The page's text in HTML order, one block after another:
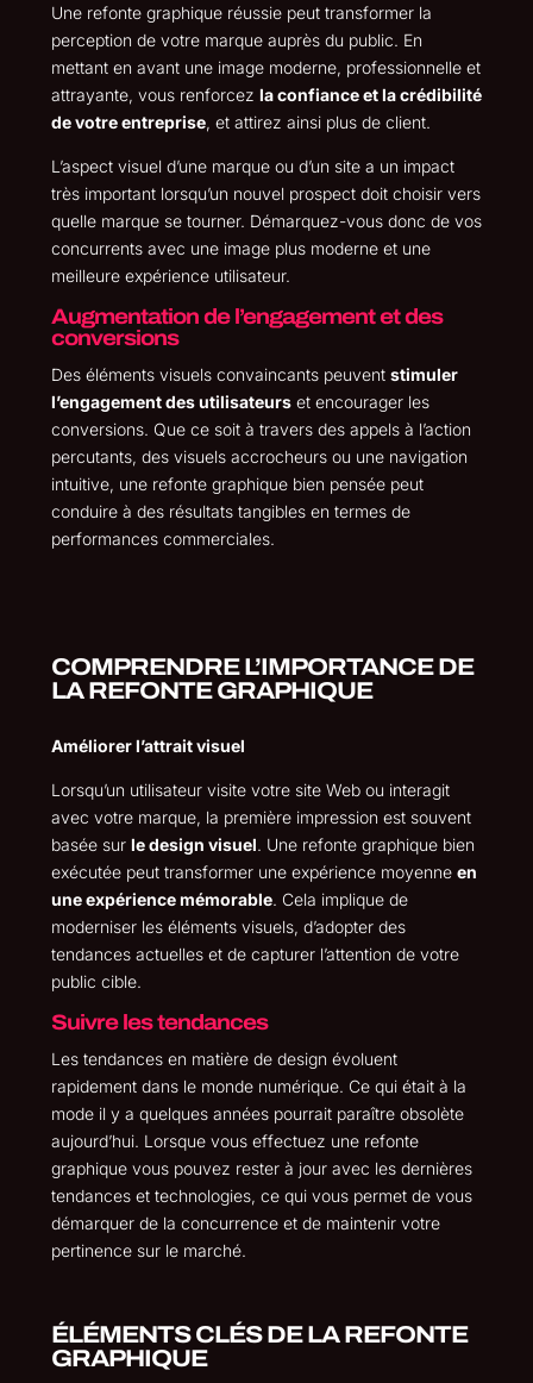
Une refonte graphique réussie peut transformer la
perception de votre marque auprès du public. En
mettant en avant une image moderne, professionnelle et
attrayante, vous renforcez la confiance et la crédibilité
de votre entreprise, et attirez ainsi plus de client.
L’aspect visuel d’une marque ou d’un site a un impact
très important lorsqu’un nouvel prospect doit choisir vers
quelle marque se tourner. Démarquez-vous donc de vos
concurrents avec une image plus moderne et une
meilleure expérience utilisateur.
Augmentation de l’engagement et des
conversions
Des éléments visuels convaincants peuvent stimuler
l’engagement des utilisateurset encourager les
conversions. Que ce soit à travers des appels à l’action
percutants, des visuels accrocheurs ou une navigation
intuitive, une refonte graphique bien pensée peut
conduire à des résultats tangibles en termes de
performances commerciales.
COMPRENDRE L’IMPORTANCE DE
LA REFONTE GRAPHIQUE
Améliorer l’attrait visuel
Lorsqu’un utilisateur visite votre site Web ou interagit
avec votre marque, la première impression est souvent
basée sur le design visuel. Une refonte graphique bien
exécutée peut transformer une expérience moyenne en
une expérience mémorable. Cela implique de
moderniser les éléments visuels, d’adopter des
tendances actuelles et de capturer l’attention de votre
public cible.
Suivre les tendances
Les tendances en matière de design évoluent
rapidement dans le monde numérique. Ce qui était à la
mode il y a quelques années pourrait paraître obsolète
aujourd’hui. Lorsque vous effectuez une refonte
graphique vous pouvez rester à jour avec les dernières
tendances et technologies, ce qui vous permet de vous
démarquer de la concurrence et de maintenir votre
pertinence sur le marché.
ÉLÉMENTS CLÉS DE LA REFONTE
GRAPHIQUE